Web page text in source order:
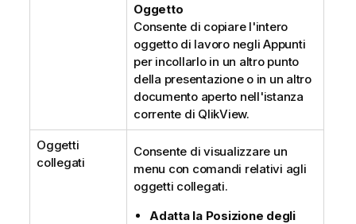
Oggetto
Consente di copiare l'intero
oggetto di lavoro negli Appunti
per incollarlo in un altro punto
della presentazione o in un altro
documento aperto nell'istanza
corrente di QlikView.
Oggetti
collegati
Consente di visualizzare un
menu con comandi relativi agli
oggetti collegati.
Adatta la Posizione degli